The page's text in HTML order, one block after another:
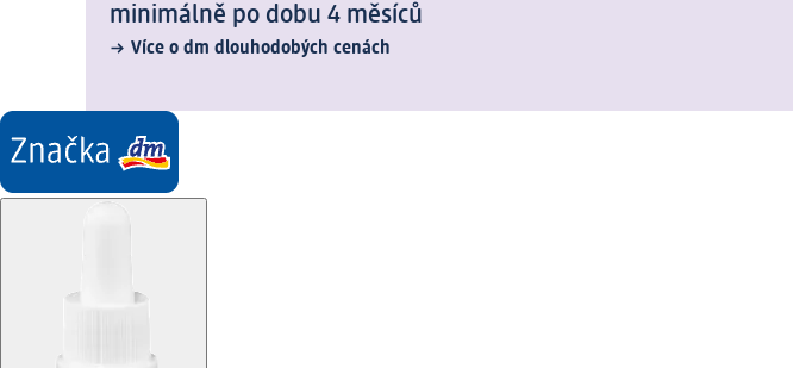
minimálně po dobu 4 měsíců
Více o dm dlouhodobých cenách